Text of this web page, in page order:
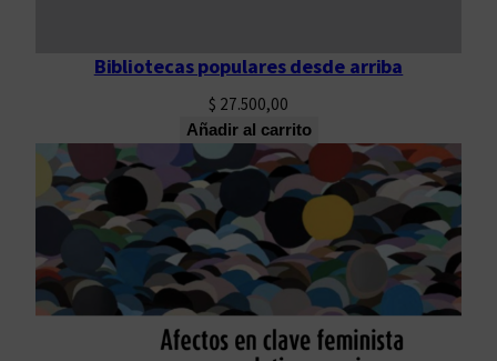
Bibliotecas populares desde arriba
$ 27.500,00
Añadir al carrito